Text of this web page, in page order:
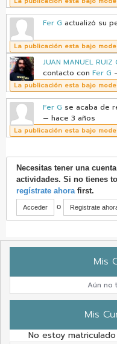
Fer G actualizó su
La publicación esta bajo
JUAN MANUEL RUIZ
contacto con Fer G
La publicación esta bajo
Fer G se acaba de
— hace 3 años
La publicación esta bajo
Necesitas tener una
actividades. Si no tienes
regístrate ahorafirst.
Acceder o Registrate
Mis
Aún no
Mis
No estoy